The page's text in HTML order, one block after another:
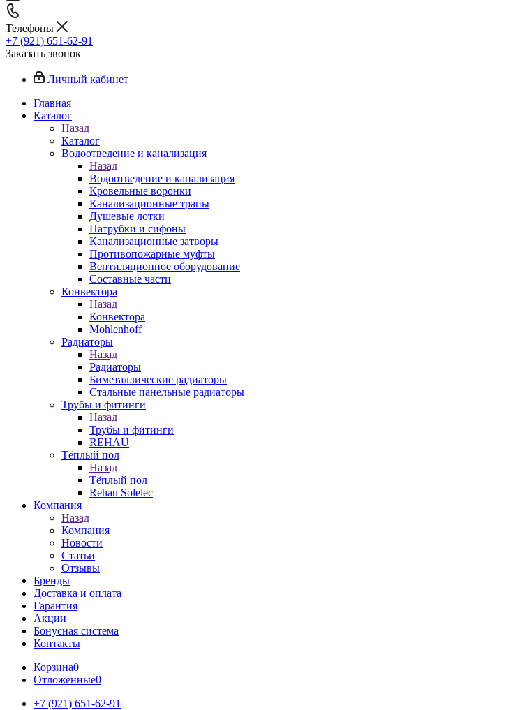
Телефоны
+7 (921) 651-62-91
Заказать звонок
Личный кабинет
Главная
Каталог
Назад
Каталог
Водоотведение и канализация
Назад
Водоотведение и канализация
Кровельные воронки
Канализационные трапы
Душевые лотки
Патрубки и сифоны
Канализационные затворы
Противопожарные муфты
Вентиляционное оборудование
Составные части
Конвектора
Назад
Конвектора
Mohlenhoff
Радиаторы
Назад
Радиаторы
Биметаллические радиаторы
Стальные панельные радиаторы
Трубы и фитинги
Назад
Трубы и фитинги
REHAU
Тёплый пол
Назад
Тёплый пол
Rehau Solelec
Компания
Назад
Компания
Новости
Статьи
Отзывы
Бренды
Доставка и оплата
Гарантия
Акции
Бонусная система
Контакты
Корзина0
Отложенные0
+7 (921) 651-62-91